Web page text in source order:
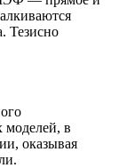
Тезисно
моделей, в
оказывая